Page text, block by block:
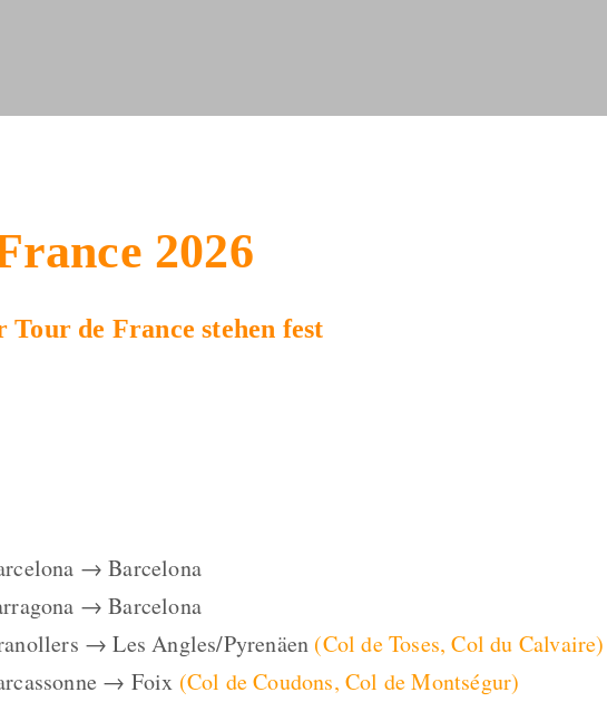
2026
Tour de France stehen fest
→ Barcelona
→ Barcelona
→ Les Angles/Pyrenäen (Col de Toses, Col du Calvaire)
→ Foix (Col de Coudons, Col de Montségur)